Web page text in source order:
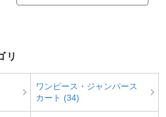
リ
ワンピース・ジャンパース
カート (34)